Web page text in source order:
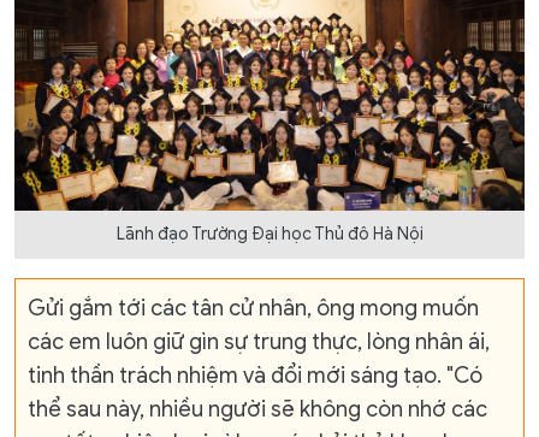
Lãnh đạo Trường Đại học Thủ đô Hà Nội
Gửi gắm tới các tân cử nhân, ông mong muốn
các em luôn giữ gìn sự trung thực, lòng nhân ái,
tinh thần trách nhiệm và đổi mới sáng tạo. "Có
thể sau này, nhiều người sẽ không còn nhớ các